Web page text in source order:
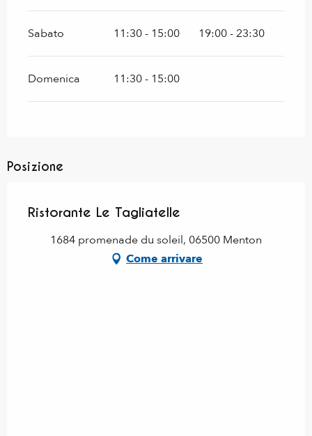
Sabato 11:30 - 15:00 19:00 - 23:30
Domenica 11:30 - 15:00
Posizione
Ristorante Le Tagliatelle
1684 promenade du soleil, 06500 Menton
Come arrivare